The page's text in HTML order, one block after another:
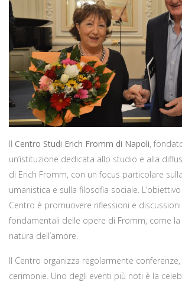
Il Centro Studi Erich Fromm di Napoli,
un’istituzione dedicata allo studio e alla
di Erich Fromm, con un focus particolare
umanistica e sulla filosofia sociale.
Centro è promuovere riflessioni e
fondamentali delle opere di Fromm, come la
natura dell’amore.
Il Centro organizza regolarmente
cerimonie. Uno degli eventi più noti è la